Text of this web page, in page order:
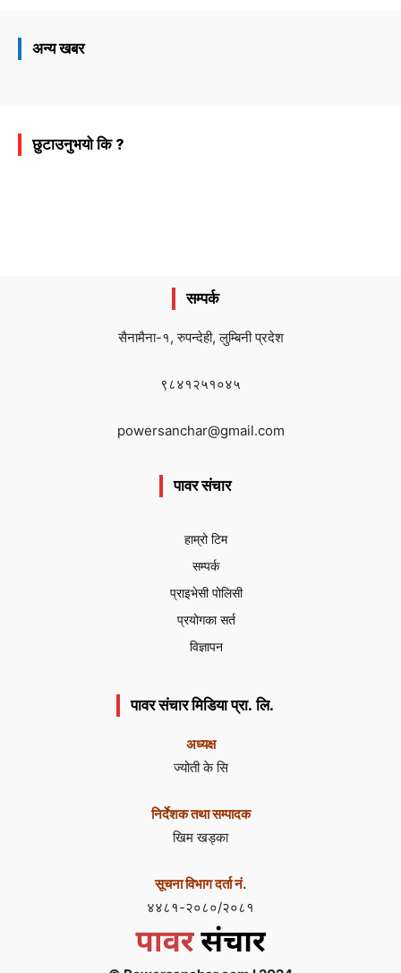
अन्य खबर
छुटाउनुभयो कि ?
सम्पर्क
सैनामैना-१, रुपन्देही, लुम्बिनी प्रदेश
९८४१२५१०४५
powersanchar@gmail.com
पावर संचार
हाम्रो टिम
सम्पर्क
प्राइभेसी पोलिसी
प्रयोगका सर्त
विज्ञापन
पावर संचार मिडिया प्रा. लि.
अध्यक्ष
ज्योती के सि
निर्देशक तथा सम्पादक
खिम खड्का
सूचना विभाग दर्ता नं.
४४८१-२०८०/२०८१